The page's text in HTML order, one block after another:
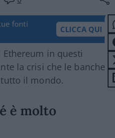
fonti
CLICCA QUI
in questi
la crisi che le banche
il mondo.
è molto